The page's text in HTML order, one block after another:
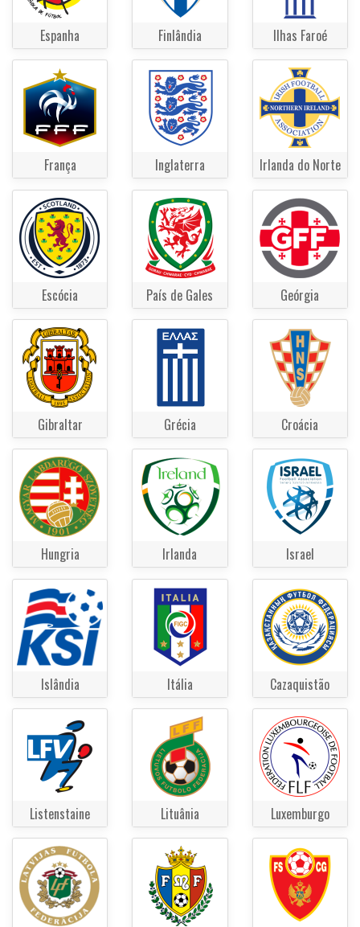
Espanha Finlândia Ilhas Faroé
França Inglaterra Irlanda do Norte
Escócia País de Gales Geórgia
Gibraltar Grécia Croácia
Hungria Irlanda Israel
Islândia Itália Cazaquistão
Listenstaine Lituânia Luxemburgo